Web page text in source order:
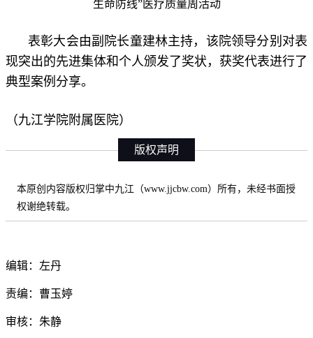
表彰大会由副院长童建林主持，该院领导分别对表
现突出的先进集体和个人颁发了奖状，获奖代表进行了
典型案例分享。
（九江学院附属医院）
版权声明
本原创内容版权归掌中九江（www.jjcbw.com）所有，未经书面授
权谢绝转载。
编辑：左丹
责编：曹玉婷
审核：朱静